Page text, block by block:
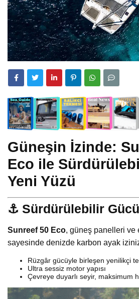
Güneşin İzinde:
Eco ile
Yeni Yüzü
⚓ Sürdürülebilir
Sunreef 50 Eco, güneş panelleri ve
sayesinde denizde karbon ayak
Rüzgâr gücüyle birleşen yenilikçi
Ultra sessiz motor yapısı
Çevreye duyarlı seyir, maksimum